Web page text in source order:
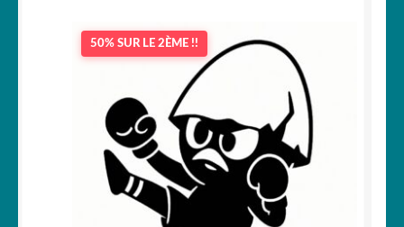
50% SUR LE 2ÈME !!